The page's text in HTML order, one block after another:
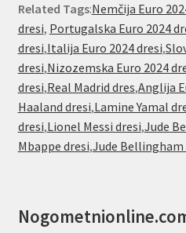
Related Tags:Nemčija Euro
dresi, Portugalska Euro 2024
dresi,Italija Euro 2024 dresi,
dresi,Nizozemska Euro 2024
dresi,Real Madrid dres,Anglija
Haaland dresi,Lamine Yamal
dresi,Lionel Messi dresi,Jude
Mbappe dresi,Jude Bellingham